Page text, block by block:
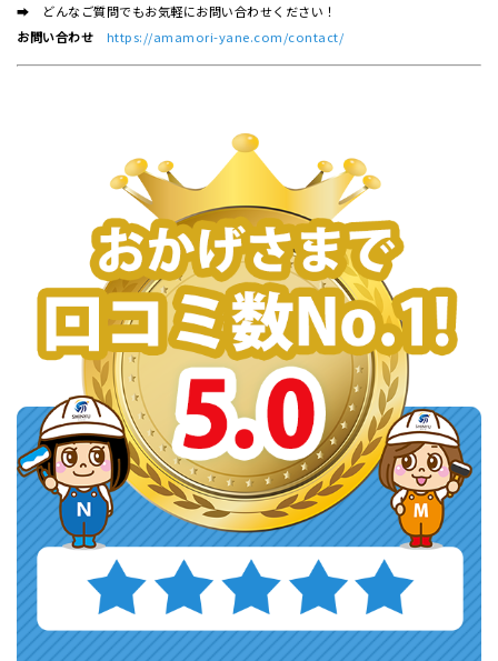
➡ どんなご質問でもお気軽にお問い合わせください！
お問い合わせ
https://amamori-yane.com/contact/